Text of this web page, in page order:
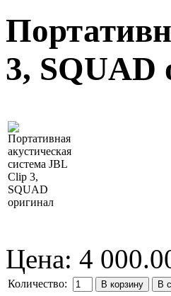
3, SQUAD
Цена: 4
Количество: